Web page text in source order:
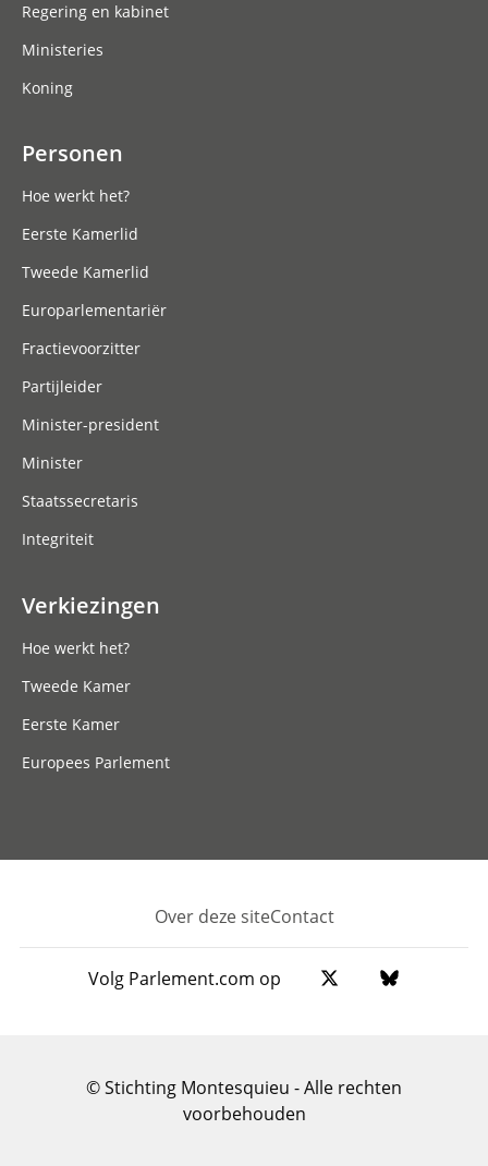
Regering en kabinet
Ministeries
Koning
Personen
Hoe werkt het?
Eerste Kamerlid
Tweede Kamerlid
Europarlementariër
Fractievoorzitter
Partijleider
Minister-president
Minister
Staatssecretaris
Integriteit
Verkiezingen
Hoe werkt het?
Tweede Kamer
Eerste Kamer
Europees Parlement
Footer
Over deze siteContact
Volg Parlement.com op
© Stichting Montesquieu - Alle rechten
voorbehouden